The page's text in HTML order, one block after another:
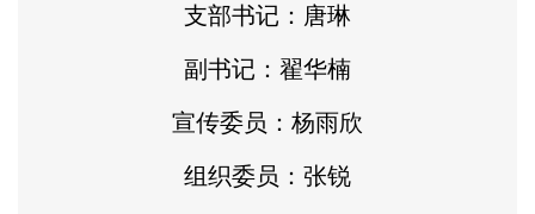
支部书记：唐琳
副书记：翟华楠
宣传委员：杨雨欣
组织委员：张锐